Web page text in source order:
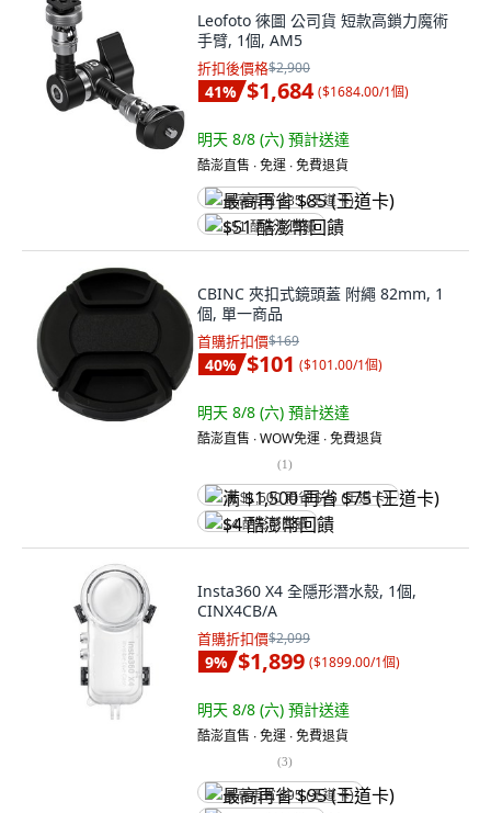
Leofoto 徠圖 公司貨 短款高鎖力魔術
手臂, 1個, AM5
折扣後價格$2,900
41% $1,684 ($1684.00/1個)
明天 8/8 (六) 預計送達
酷澎直售 ∙ 免運 ∙ 免費退貨
最高再省 $85 (王道卡)
$51 酷澎幣回饋
CBINC 夾扣式鏡頭蓋 附繩 82mm, 1
個, 單一商品
首購折扣價$169
40% $101 ($101.00/1個)
明天 8/8 (六) 預計送達
酷澎直售 ∙ WOW免運 ∙ 免費退貨
(1)
满 $1,500 再省 $75 (王道卡)
$4 酷澎幣回饋
Insta360 X4 全隱形潛水殼, 1個,
CINX4CB/A
首購折扣價$2,099
9% $1,899 ($1899.00/1個)
明天 8/8 (六) 預計送達
酷澎直售 ∙ 免運 ∙ 免費退貨
(3)
最高再省 $95 (王道卡)